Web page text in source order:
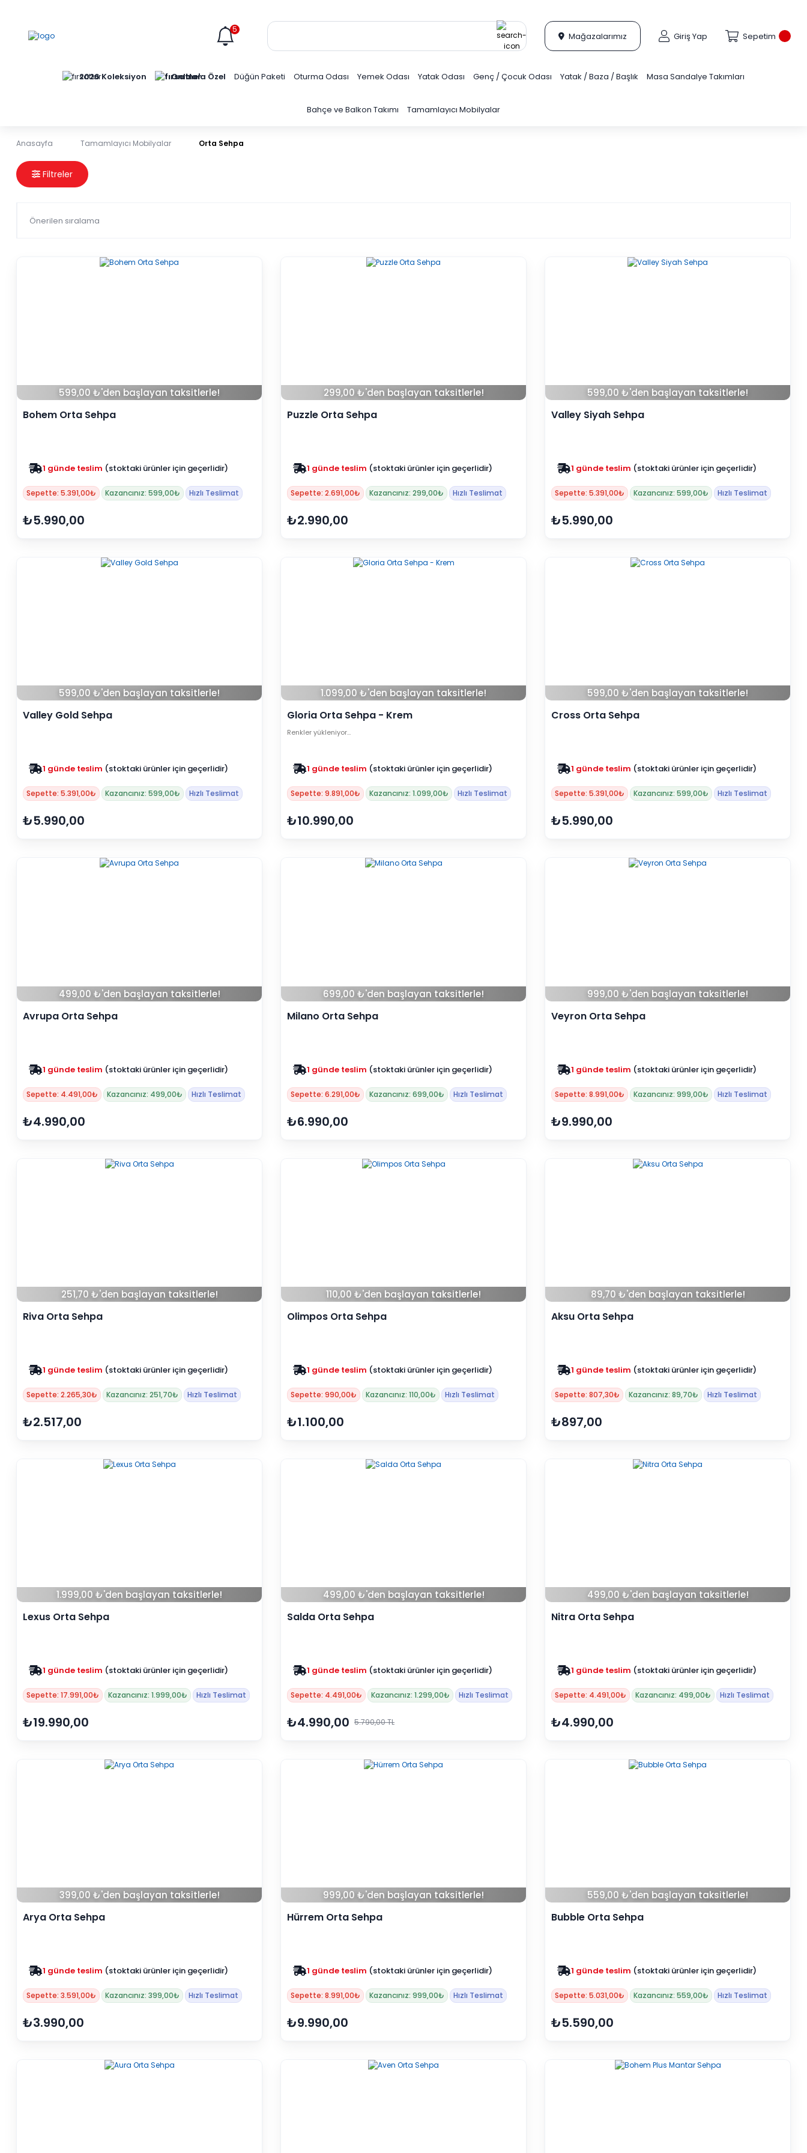
5
Mağazalarımız Giriş Yap Sepetim
2026 Koleksiyon Online'a Özel Düğün Paketi Oturma Odası Yemek Odası Yatak Odası Genç / Çocuk Odası Yatak / Baza / Başlık Masa Sandalye Takımları
Bahçe ve Balkon Takımı Tamamlayıcı Mobilyalar
Anasayfa Tamamlayıcı Mobilyalar Orta Sehpa
Orta Sehpa
Filtreler
599,00 ₺'den başlayan taksitlerle!
Bohem Orta Sehpa
Zam yok 2025 fiyatları devam ediyor
Sepette: 5.391,00₺ Kazancınız: 599,00₺ Hızlı Teslimat
₺5.990,00
299,00 ₺'den başlayan taksitlerle!
Puzzle Orta Sehpa
Zam yok 2025 fiyatları devam ediyor
Sepette: 2.691,00₺ Kazancınız: 299,00₺ Hızlı Teslimat
₺2.990,00
599,00 ₺'den başlayan taksitlerle!
Valley Siyah Sehpa
Zam yok 2025 fiyatları devam ediyor
Sepette: 5.391,00₺ Kazancınız: 599,00₺ Hızlı Teslimat
₺5.990,00
599,00 ₺'den başlayan taksitlerle!
Valley Gold Sehpa
Zam yok 2025 fiyatları devam ediyor
Sepette: 5.391,00₺ Kazancınız: 599,00₺ Hızlı Teslimat
₺5.990,00
1.099,00 ₺'den başlayan taksitlerle!
Gloria Orta Sehpa - Krem
Renkler yükleniyor…
Zam yok 2025 fiyatları devam ediyor
Sepette: 9.891,00₺ Kazancınız: 1.099,00₺ Hızlı Teslimat
₺10.990,00
599,00 ₺'den başlayan taksitlerle!
Cross Orta Sehpa
Zam yok 2025 fiyatları devam ediyor
Sepette: 5.391,00₺ Kazancınız: 599,00₺ Hızlı Teslimat
₺5.990,00
499,00 ₺'den başlayan taksitlerle!
Avrupa Orta Sehpa
Zam yok 2025 fiyatları devam ediyor
Sepette: 4.491,00₺ Kazancınız: 499,00₺ Hızlı Teslimat
₺4.990,00
699,00 ₺'den başlayan taksitlerle!
Milano Orta Sehpa
Zam yok 2025 fiyatları devam ediyor
Sepette: 6.291,00₺ Kazancınız: 699,00₺ Hızlı Teslimat
₺6.990,00
999,00 ₺'den başlayan taksitlerle!
Veyron Orta Sehpa
Zam yok 2025 fiyatları devam ediyor
Sepette: 8.991,00₺ Kazancınız: 999,00₺ Hızlı Teslimat
₺9.990,00
251,70 ₺'den başlayan taksitlerle!
Riva Orta Sehpa
Zam yok 2025 fiyatları devam ediyor
Sepette: 2.265,30₺ Kazancınız: 251,70₺ Hızlı Teslimat
₺2.517,00
110,00 ₺'den başlayan taksitlerle!
Olimpos Orta Sehpa
Zam yok 2025 fiyatları devam ediyor
Sepette: 990,00₺ Kazancınız: 110,00₺ Hızlı Teslimat
₺1.100,00
89,70 ₺'den başlayan taksitlerle!
Aksu Orta Sehpa
Zam yok 2025 fiyatları devam ediyor
Sepette: 807,30₺ Kazancınız: 89,70₺ Hızlı Teslimat
₺897,00
1.999,00 ₺'den başlayan taksitlerle!
Lexus Orta Sehpa
Zam yok 2025 fiyatları devam ediyor
Sepette: 17.991,00₺ Kazancınız: 1.999,00₺ Hızlı Teslimat
₺19.990,00
499,00 ₺'den başlayan taksitlerle!
Salda Orta Sehpa
Zam yok 2025 fiyatları devam ediyor
Sepette: 4.491,00₺ Kazancınız: 1.299,00₺ Hızlı Teslimat
₺4.990,00 5.790,00 TL
499,00 ₺'den başlayan taksitlerle!
Nitra Orta Sehpa
Zam yok 2025 fiyatları devam ediyor
Sepette: 4.491,00₺ Kazancınız: 499,00₺ Hızlı Teslimat
₺4.990,00
399,00 ₺'den başlayan taksitlerle!
Arya Orta Sehpa
Zam yok 2025 fiyatları devam ediyor
Sepette: 3.591,00₺ Kazancınız: 399,00₺ Hızlı Teslimat
₺3.990,00
999,00 ₺'den başlayan taksitlerle!
Hürrem Orta Sehpa
Zam yok 2025 fiyatları devam ediyor
Sepette: 8.991,00₺ Kazancınız: 999,00₺ Hızlı Teslimat
₺9.990,00
559,00 ₺'den başlayan taksitlerle!
Bubble Orta Sehpa
Zam yok 2025 fiyatları devam ediyor
Sepette: 5.031,00₺ Kazancınız: 559,00₺ Hızlı Teslimat
₺5.590,00